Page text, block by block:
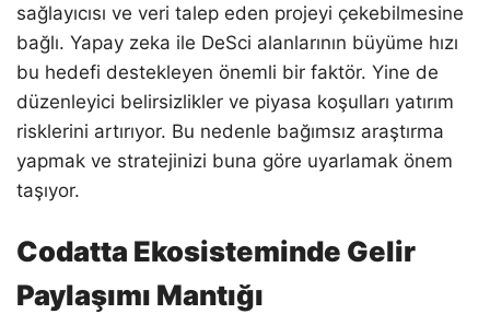
sağlayıcısı ve veri talep eden projeyi çekebilmesine
bağlı. Yapay zeka ile DeSci alanlarının büyüme hızı
bu hedefi destekleyen önemli bir faktör. Yine de
düzenleyici belirsizlikler ve piyasa koşulları yatırım
risklerini artırıyor. Bu nedenle bağımsız araştırma
yapmak ve stratejinizi buna göre uyarlamak önem
taşıyor.
Codatta Ekosisteminde Gelir
Paylaşımı Mantığı